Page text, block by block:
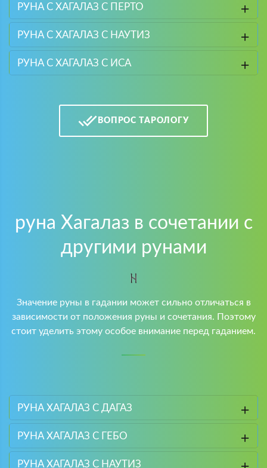
РУНА С ХАГАЛАЗ С ПЕРТО
РУНА С ХАГАЛАЗ С НАУТИЗ
РУНА С ХАГАЛАЗ С ИСА
ВОПРОС ТАРОЛОГУ
руна Хагалаз в сочетании с
другими рунами
Значение руны в гадании может сильно отличаться в
зависимости от положения руны и сочетания. Поэтому
стоит уделить этому особое внимание перед гаданием.
РУНА ХАГАЛАЗ С ДАГАЗ
РУНА ХАГАЛАЗ С ГЕБО
РУНА ХАГАЛАЗ С НАУТИЗ